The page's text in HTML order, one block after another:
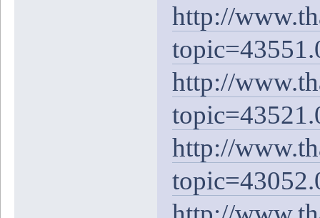
http://
http://
http://